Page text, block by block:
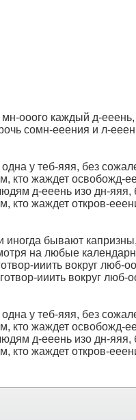
ооого каждый д-ееень,
сомн-ееения и л-
у теб-яяя, без
кто жаждет освобожд-
д-ееень изо дн-яяя,
кто жаждет откров-
иногда бывают капризны,
на любые
ииить вокруг люб-
ииить вокруг люб-
у теб-яяя, без
кто жаждет освобожд-
д-ееень изо дн-яяя,
кто жаждет откров-